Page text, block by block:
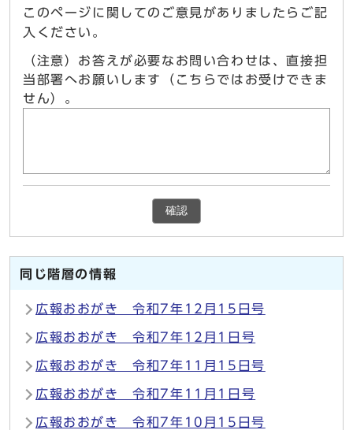
このページに関してのご意見がありましたらご記
入ください。
（注意）お答えが必要なお問い合わせは、直接担
当部署へお願いします（こちらではお受けできま
せん）。
確認
同じ階層の情報
広報おおがき 令和7年12月15日号
広報おおがき 令和7年12月1日号
広報おおがき 令和7年11月15日号
広報おおがき 令和7年11月1日号
広報おおがき 令和7年10月15日号